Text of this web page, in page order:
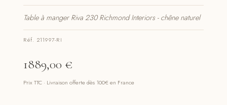
Table à manger Riva 230 Richmond Interiors - chêne naturel
Réf. 211997-RI
1889,00 €
Prix TTC · Livraison offerte dès 100€ en France